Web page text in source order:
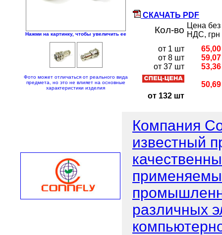
Нажми на картинку, чтобы увеличить ее
Фото может отличаться от реального вида
предмета, но это не влияет на основные
характеристики изделия
СКАЧАТЬ PDF
Кол-во Цена без
НДС, грн
от 1 шт
от 8 шт
от 37 шт
от 132 шт
65,00
59,07
53,36
50,69
Компания
известный
различных